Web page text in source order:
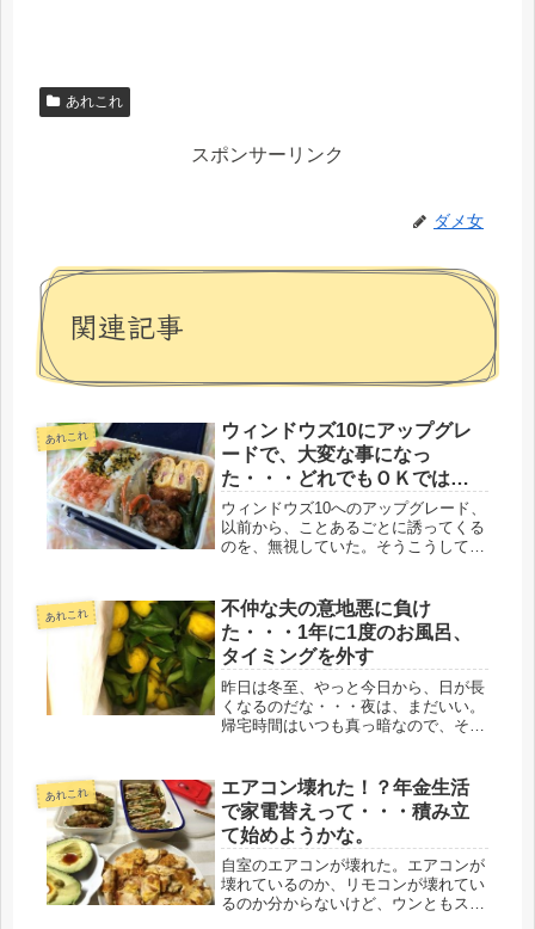
あれこれ
スポンサーリンク
ダメ女
関連記事
あれこれ
ウィンドウズ10にアップグレ
ードで、大変な事になっ
た・・・どれでもＯＫではな
かった。
ウィンドウズ10へのアップグレード、
以前から、ことあるごとに誘ってくる
のを、無視していた。そうこうしてい
てみようと。そして、えらい目にあっ
た。４年使っているデスクトップは...
あれこれ
不仲な夫の意地悪に負け
た・・・1年に1度のお風呂、
タイミングを外す
昨日は冬至、やっと今日から、日が長
くなるのだな・・・夜は、まだいい。
帰宅時間はいつも真っ暗なので、そん
ぁ・・・なんて甘えちゃいけない(-_-;)
どこの家もカアサンは、真っ暗...
あれこれ
エアコン壊れた！？年金生活
で家電替えって・・・積み立
て始めようかな。
自室のエアコンが壊れた。エアコンが
壊れているのか、リモコンが壊れてい
るのか分からないけど、ウンともスン